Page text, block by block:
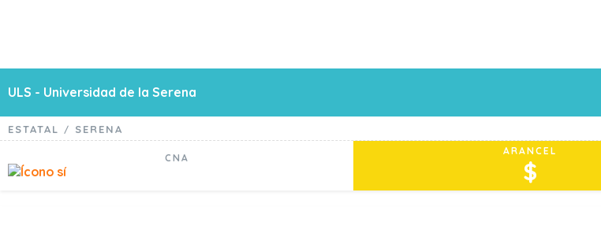
ULS - Universidad de la Serena
ESTATAL / SERENA
CNA
ARANCEL
$